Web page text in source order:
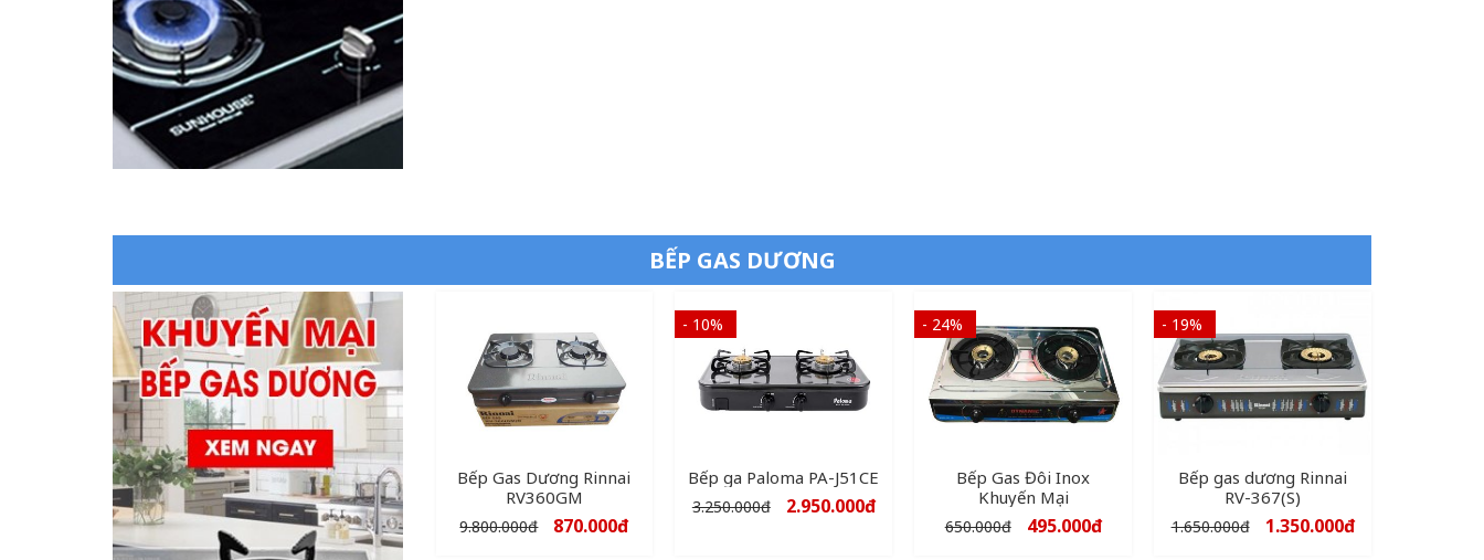
BẾP GAS DƯƠNG
Bếp Gas Dương Rinnai
RV360GM
9.800.000đ 870.000đ
- 10%
Bếp ga Paloma PA-J51CE
3.250.000đ 2.950.000đ
- 24%
Bếp Gas Đôi Inox
Khuyến Mại
650.000đ 495.000đ
- 19%
Bếp gas dương Rinnai
RV-367(S)
1.650.000đ 1.350.000đ